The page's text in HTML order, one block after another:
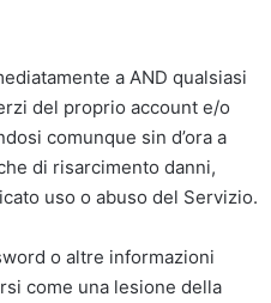
a AND qualsiasi
del proprio account e/o
comunque sin d’ora a
di risarcimento danni,
uso o abuso del Servizio.
o altre informazioni
come una lesione della